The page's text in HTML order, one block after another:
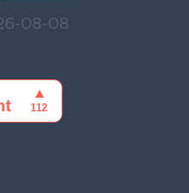
08-08